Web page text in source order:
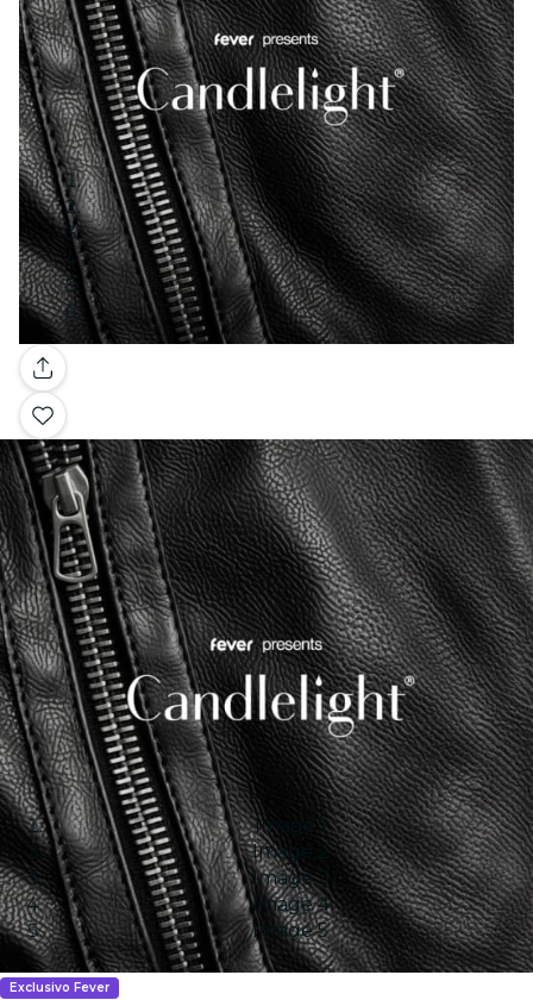
Galeria
Image 1
Image 2
Image 3
Image 4
Image 5
Exclusivo Fever